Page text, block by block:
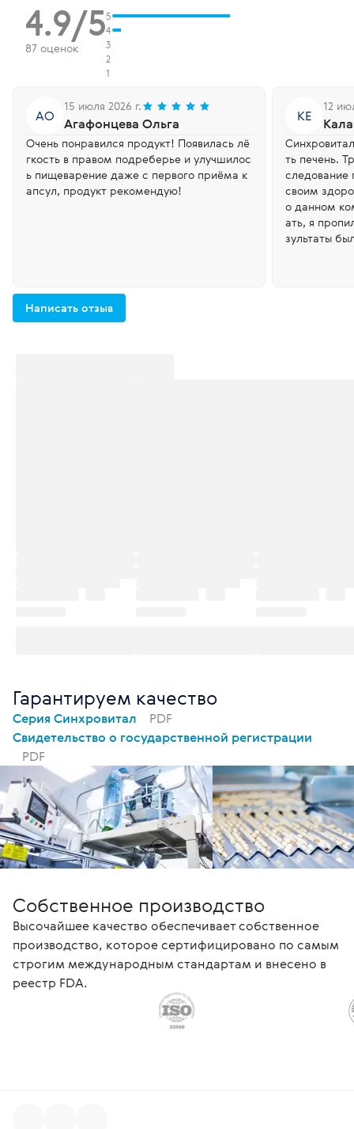
4.9/5
87 оценок
5
4
3
2
1
АО
15 июля 2026 г.
Агафонцева Ольга
Очень понравился продукт! Появилась лё
гкость в правом подреберье и улучшилос
ь пищеварение даже с первого приёма к
апсул, продукт рекомендую!
КЕ
12
ть печень.
следование
своим здоровьем.
о данном
ать, я
зультаты
Написать отзыв
Гарантируем качество
Серия Синхровитал
PDF
Свидетельство о государственной регистрации
PDF
Собственное производство
Высочайшее качество обеспечивает собственное
производство, которое сертифицировано по самым
строгим международным стандартам и внесено в
реестр FDA.